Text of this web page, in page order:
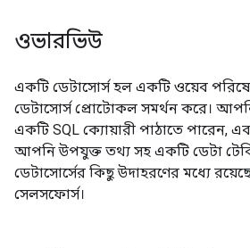
ওভারভিউ
একটি ডেটাসোর্স হল একটি ওয়েব
ডেটাসোর্স প্রোটোকল সমর্থন করে।
একটি SQL ক্যোয়ারী পাঠাতে পারেন, এবং
আপনি উপযুক্ত তথ্য সহ একটি ডেটা
ডেটাসোর্সের কিছু উদাহরণের মধ্যে
সেলসফোর্স।